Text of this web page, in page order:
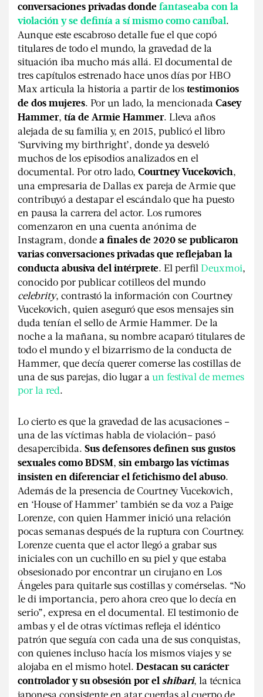
conversaciones privadas donde fantaseaba con la
violación y se definía a sí mismo como caníbal.
Aunque este escabroso detalle fue el que copó
titulares de todo el mundo, la gravedad de la
situación iba mucho más allá. El documental de
tres capítulos estrenado hace unos días por HBO
Max articula la historia a partir de lostestimonios
de dos mujeres. Por un lado, la mencionadaCasey
Hammer, tía de Armie Hammer. Lleva años
alejada de su familia y, en 2015, publicó el libro
‘Surviving my birthright’, donde ya desveló
muchos de los episodios analizados en el
documental. Por otro lado, Courtney Vucekovich,
una empresaria de Dallas ex pareja de Armie que
contribuyó a destapar el escándalo que ha puesto
en pausa la carrera del actor. Los rumores
comenzaron en una cuenta anónima de
Instagram, dondea finales de 2020 se publicaron
varias conversaciones privadas que reflejaban la
conducta abusiva del intérprete. El perfilDeuxmoi,
conocido por publicar cotilleos del mundo
celebrity, contrastó la información con Courtney
Vucekovich, quien aseguró que esos mensajes sin
duda tenían el sello de Armie Hammer. De la
noche a la mañana, su nombre acaparó titulares de
todo el mundo y el bizarrismo de la conducta de
Hammer, que decía querer comerse las costillas de
una de sus parejas, dio lugar aun festival de memes
por la red.
Lo cierto es que la gravedad de las acusaciones –
una de las víctimas habla de violación– pasó
desapercibida. Sus defensores definen sus gustos
sexuales como BDSM, sin embargo las víctimas
insisten en diferenciar el fetichismo del abuso.
Además de la presencia de Courtney Vucekovich,
en ‘House of Hammer’ también se da voz a Paige
Lorenze, con quien Hammer inició una relación
pocas semanas después de la ruptura con Courtney.
Lorenze cuenta que el actor llegó a grabar sus
iniciales con un cuchillo en su piel y que estaba
obsesionado por encontrar un cirujano en Los
Ángeles para quitarle sus costillas y comérselas. “No
le di importancia, pero ahora creo que lo decía en
serio”, expresa en el documental. El testimonio de
ambas y el de otras víctimas refleja el idéntico
patrón que seguía con cada una de sus conquistas,
con quienes incluso hacía los mismos viajes y se
alojaba en el mismo hotel. Destacan su carácter
controlador y su obsesión por elshibari, la técnica